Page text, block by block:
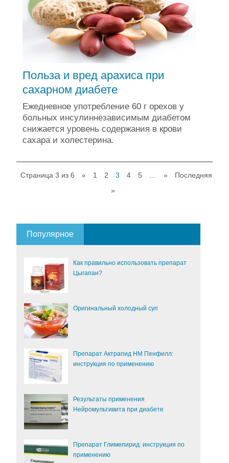
Польза и вред арахиса при
сахарном диабете
Ежедневное употребление 60 г орехов у
больных инсулиннезависимым диабетом
снижается уровень содержания в крови
сахара и холестерина.
Страница 3 из 6 « 1 2 3 4 5 »
Последняя
»
Популярное
Как правильно использовать препарат
Цыгапан?
Оригинальный холодный суп
Препарат Актрапид НМ Пенфилл:
инструкция по применению
Результаты применения
Нейромультивита при диабете
Препарат Глимепирид: инструкция по
применению